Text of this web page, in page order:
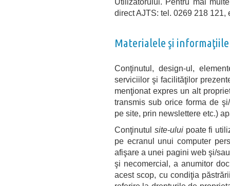
direct AJTS: tel. 0269 218 121,
Materialele şi informaţiile
Conţinutul, design-ul,
serviciilor şi facilităţilor
menţionat expres un alt
transmis sub orice forma de
pe site, prin newslettere etc.)
Conţinutul site-uluipoate fi
pe ecranul unui computer
afişare a unei pagini web şi/
şi necomercial, a anumitor
acest scop, cu condiţia